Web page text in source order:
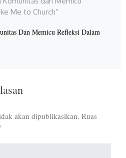
Dan Memicu Refleksi Dalam
akan dipublikasikan. Ruas